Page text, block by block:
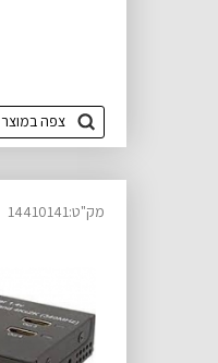
צפה במוצר
מק"ט:14410141